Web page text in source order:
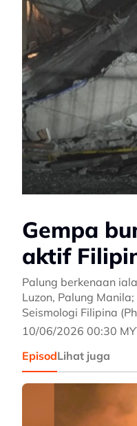
Gempa
aktif
Palung berkenaan
Luzon, Palung
Seismologi Filipina
10/06/2026 00:30
EpisodLihat juga